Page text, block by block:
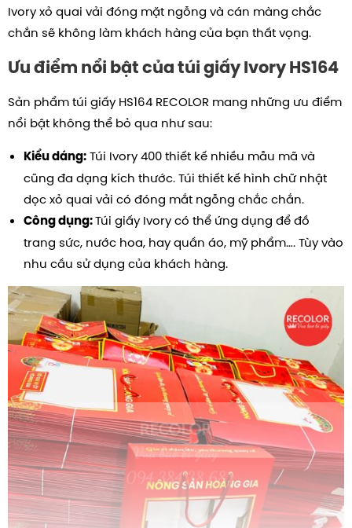
Ivory xỏ quai vải đóng mặt ngỗng và cán màng chắc
chắn sẽ không làm khách hàng của bạn thất vọng.
Ưu điểm nổi bật của túi giấy Ivory HS164
Sản phẩm túi giấy HS164 RECOLOR mang những ưu điểm
nổi bật không thể bỏ qua như sau:
Kiểu dáng: Túi Ivory 400 thiết kế nhiều mẫu mã và
cũng đa dạng kích thước. Túi thiết kế hình chữ nhật
dọc xỏ quai vải có đóng mắt ngỗng chắc chắn.
Công dụng:Túi giấy Ivory có thể ứng dụng để đồ
trang sức, nước hoa, hay quần áo, mỹ phẩm…. Tùy vào
nhu cầu sử dụng của khách hàng.